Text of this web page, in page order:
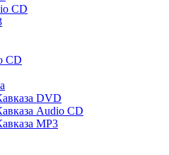
CD
CD
DVD
Audio CD
MP3